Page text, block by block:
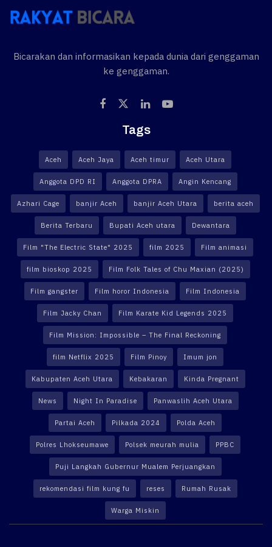
Bicarakan dan informasikan kepada dunia dari genggaman
ke genggaman.
Tags
Aceh Aceh Jaya Aceh timur Aceh Utara
Anggota DPD RI Anggota DPRA Angin Kencang
Azhari Cage banjir Aceh banjir Aceh Utara berita aceh
Berita Terbaru Bupati Aceh utara Dewantara
Film "The Electric State" 2025 film 2025 Film animasi
film bioskop 2025 Film Folk Tales of Chu Maxian (2025)
Film gangster Film horor Indonesia Film Indonesia
Film Jacky Chan Film Karate Kid Legends 2025
Film Mission: Impossible – The Final Reckoning
film Netflix 2025 Film Pinoy Imum jon
Kabupaten Aceh Utara Kebakaran Kinda Pregnant
News Night In Paradise Panwaslih Aceh Utara
Partai Aceh Pilkada 2024 Polda Aceh
Polres Lhokseumawe Polsek meurah mulia PPBC
Puji Langkah Gubernur Mualem Perjuangkan
rekomendasi film kung fu reses Rumah Rusak
Warga Miskin